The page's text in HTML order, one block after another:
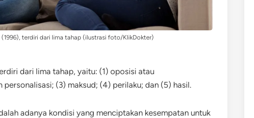
terdiri dari lima tahap (ilustrasi foto/KlikDokter)
dari lima tahap, yaitu: (1) oposisi atau
(3) maksud; (4) perilaku; dan (5) hasil.
adanya kondisi yang menciptakan kesempatan untuk